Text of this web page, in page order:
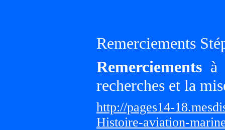
Remerciements
Remerciements à
recherches et la
http://pages14-
Histoire-aviation-